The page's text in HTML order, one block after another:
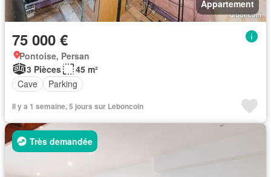
Appartement
75 000 €
Pontoise, Persan
3 Pièces
45 m²
Cave
Parking
Il y a 1 semaine, 5 jours sur Leboncoin
Très demandée